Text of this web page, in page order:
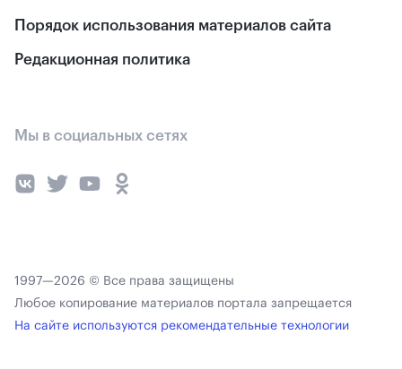
Порядок использования материалов сайта
Редакционная политика
Мы в социальных сетях
1997—2026 © Все права защищены
Любое копирование материалов портала запрещается
На сайте используются рекомендательные технологии